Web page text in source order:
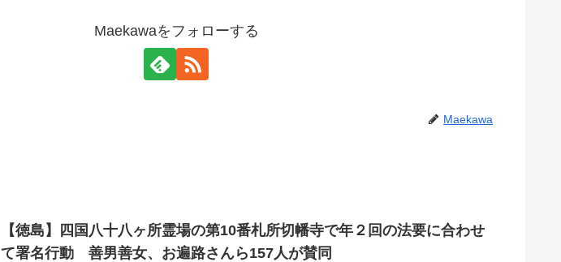
Maekawaをフォローする
Maekawa
【徳島】四国八十八ヶ所霊場の第10番札所切幡寺で年２回の法要に合わせ
て署名行動 善男善女、お遍路さんら157人が賛同